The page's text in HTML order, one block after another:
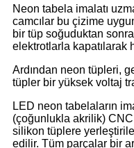
Neon tabela imalatı
camcılar bu çizime
bir tüp soğuduktan
elektrotlarla kapatılarak
Ardından neon tüpleri,
tüpler bir yüksek voltaj
LED neon tabelaların
(çoğunlukla akrilik)
silikon tüplere
edilir. Tüm parçalar bir